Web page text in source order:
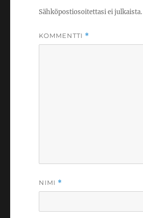
Sähköpostiosoitettasi ei julkaista.
KOMMENTTI *
NIMI *